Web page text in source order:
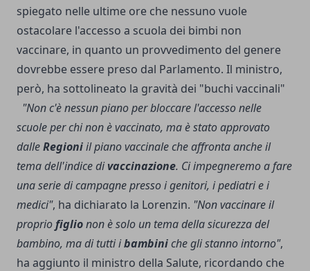
spiegato nelle ultime ore che nessuno vuole
ostacolare l'accesso a scuola dei bimbi non
vaccinare, in quanto un provvedimento del genere
dovrebbe essere preso dal Parlamento. Il ministro,
però, ha sottolineato la gravità dei "buchi vaccinali"
"Non c'è nessun piano per bloccare l'accesso nelle
scuole per chi non è vaccinato, ma è stato approvato
dalleRegioniil piano vaccinale che affronta anche il
tema dell'indice divaccinazione. Ci impegneremo a fare
una serie di campagne presso i genitori, i pediatri e i
medici", ha dichiarato la Lorenzin. "Non vaccinare il
propriofiglionon è solo un tema della sicurezza del
bambino, ma di tutti ibambiniche gli stanno intorno",
ha aggiunto il ministro della Salute, ricordando che